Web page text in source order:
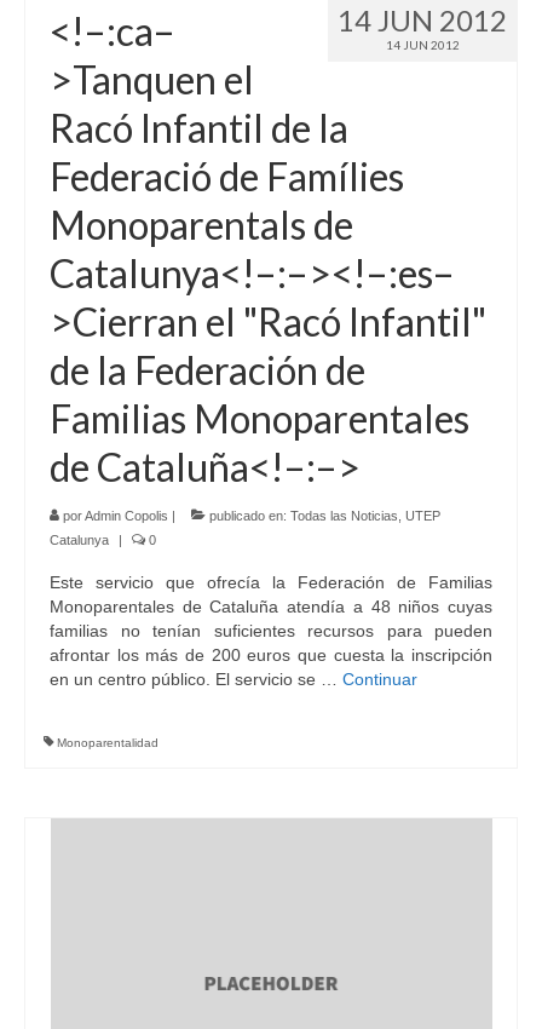
14 JUN 2012
14 JUN 2012
<!–:ca–
>Tanquen el
Racó Infantil de la
Federació de Famílies
Monoparentals de
Catalunya<!–:–><!–:es–
>Cierran el "Racó Infantil"
de la Federación de
Familias Monoparentales
de Cataluña<!–:–>
porAdmin Copolis | publicado en: Todas las Noticias UTEP
Catalunya
| 0
Este servicio que ofrecía la Federación de Familias
Monoparentales de Cataluña atendía a 48 niños cuyas
familias no tenían suficientes recursos para pueden
afrontar los más de 200 euros que cuesta la inscripción
en un centro público. El servicio se … Continuar
Monoparentalidad